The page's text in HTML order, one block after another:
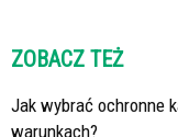
ZOBACZ TEŻ
Jak wybrać ochronne
warunkach?